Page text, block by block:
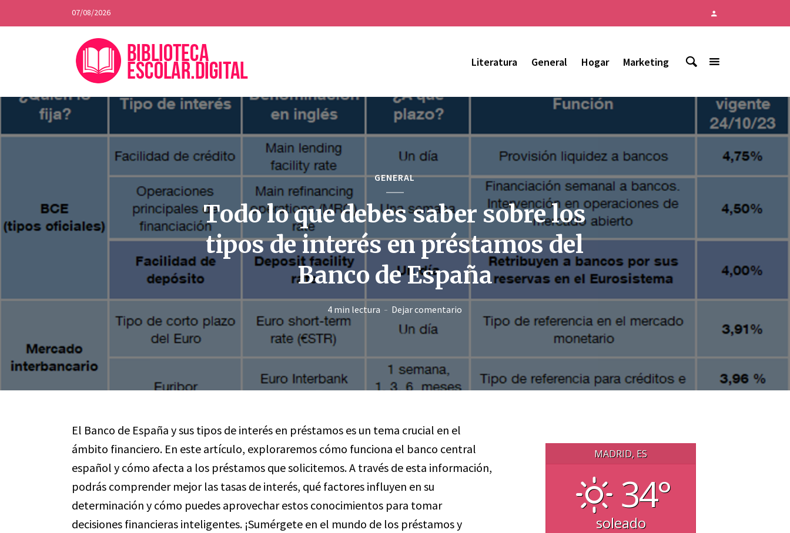
07/08/2026
Literatura General Hogar Marketing
GENERAL
Todo lo que debes saber sobre los
tipos de interés en préstamos del
Banco de España
4 min lectura Dejar comentario
El Banco de España y sus tipos de interés en préstamos es un tema crucial en el
ámbito financiero. En este artículo, exploraremos cómo funciona el banco central
español y cómo afecta a los préstamos que solicitemos. A través de esta información,
podrás comprender mejor las tasas de interés, qué factores influyen en su
determinación y cómo puedes aprovechar estos conocimientos para tomar
decisiones financieras inteligentes. ¡Sumérgete en el mundo de los préstamos y
MADRID, ES
34°
soleado